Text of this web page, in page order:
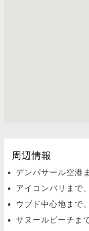
周辺情報
デンパサール空港
アイコンバリまで
ウブド中心地まで
サヌールビーチま